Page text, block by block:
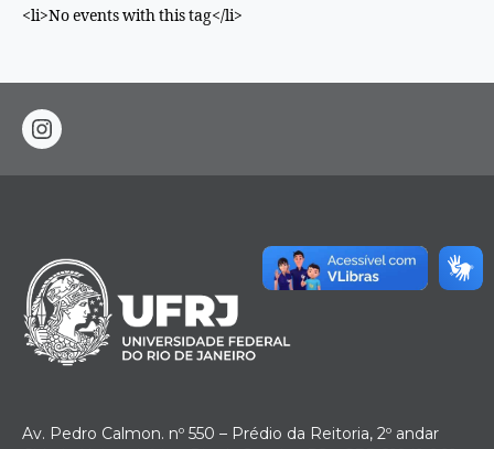
<li>No events with this tag</li>
instagram
Av. Pedro Calmon. nº 550 – Prédio da Reitoria, 2º andar